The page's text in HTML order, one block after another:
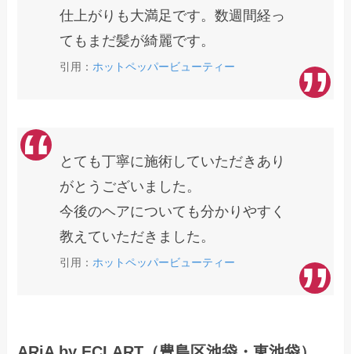
仕上がりも大満足です。数週間経っ
てもまだ髪が綺麗です。
引用： ホットペッパービューティー
とても丁寧に施術していただきあり
がとうございました。
今後のヘアについても分かりやすく
教えていただきました。
引用： ホットペッパービューティー